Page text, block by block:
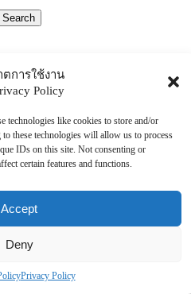
การใช้งาน
Policy
technologies like cookies to store and/or
these technologies will allow us to process
IDs on this site. Not consenting or
certain features and functions.
Accept
Deny
Privacy Policy
Search
ร